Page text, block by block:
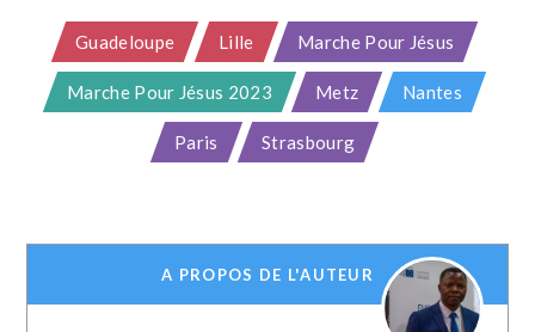
Guadeloupe Lille Marche Pour Jésus
Marche Pour Jésus 2023 Metz Nantes
Paris Strasbourg
A PROPOS DE L'AUTEUR